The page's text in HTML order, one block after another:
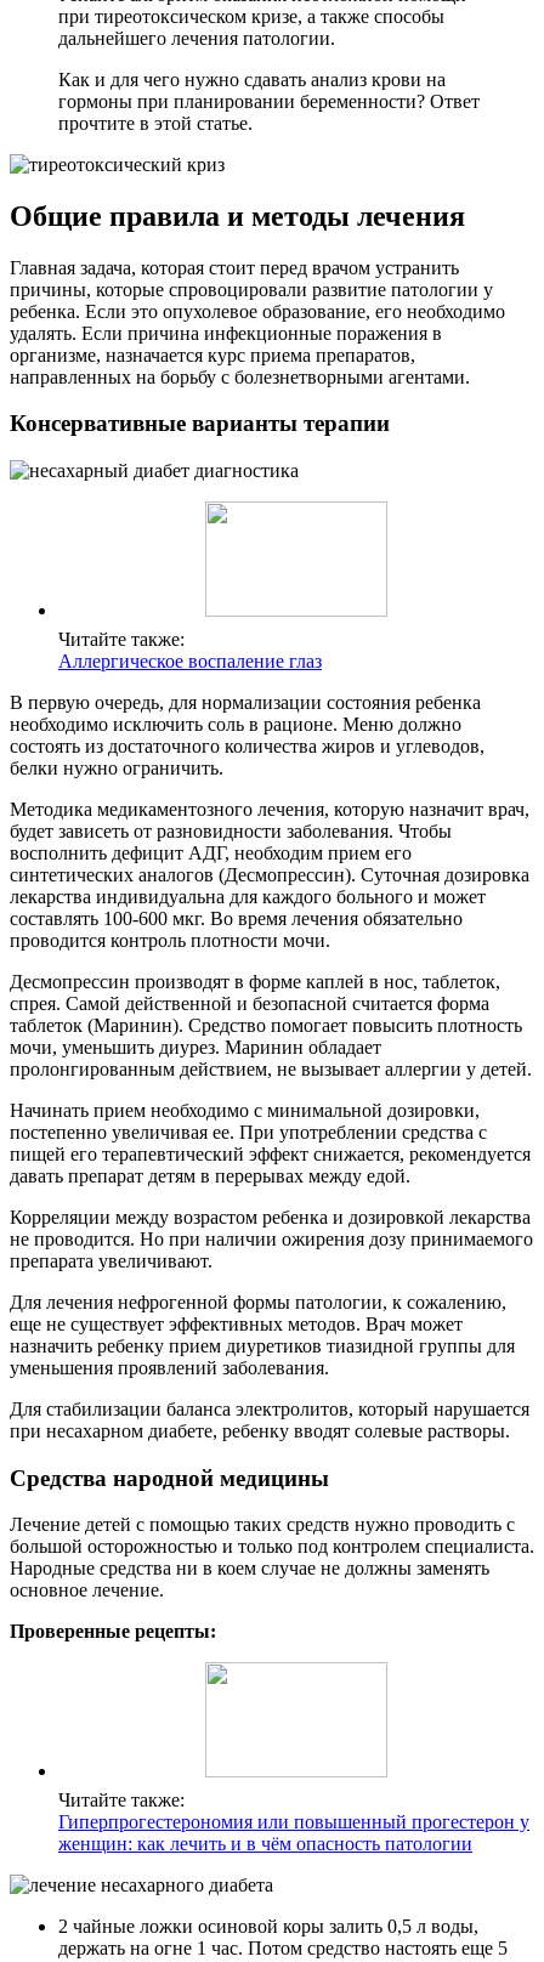
при тиреотоксическом кризе, а также способы
дальнейшего лечения патологии.
Как и для чего нужно сдавать анализ крови на
гормоны при планировании беременности? Ответ
прочтите в этой статье.
Общие правила и методы лечения
Главная задача, которая стоит перед врачом устранить
причины, которые спровоцировали развитие патологии у
ребенка. Если это опухолевое образование, его необходимо
удалять. Если причина инфекционные поражения в
организме, назначается курс приема препаратов,
направленных на борьбу с болезнетворными агентами.
Консервативные варианты терапии
Читайте также:
Аллергическое воспаление глаз
В первую очередь, для нормализации состояния ребенка
необходимо исключить соль в рационе. Меню должно
состоять из достаточного количества жиров и углеводов,
белки нужно ограничить.
Методика медикаментозного лечения, которую назначит врач,
будет зависеть от разновидности заболевания. Чтобы
восполнить дефицит АДГ, необходим прием его
синтетических аналогов (Десмопрессин). Суточная дозировка
лекарства индивидуальна для каждого больного и может
составлять 100-600 мкг. Во время лечения обязательно
проводится контроль плотности мочи.
Десмопрессин производят в форме каплей в нос, таблеток,
спрея. Самой действенной и безопасной считается форма
таблеток (Маринин). Средство помогает повысить плотность
мочи, уменьшить диурез. Маринин обладает
пролонгированным действием, не вызывает аллергии у детей.
Начинать прием необходимо с минимальной дозировки,
постепенно увеличивая ее. При употреблении средства с
пищей его терапевтический эффект снижается, рекомендуется
давать препарат детям в перерывах между едой.
Корреляции между возрастом ребенка и дозировкой лекарства
не проводится. Но при наличии ожирения дозу принимаемого
препарата увеличивают.
Для лечения нефрогенной формы патологии, к сожалению,
еще не существует эффективных методов. Врач может
назначить ребенку прием диуретиков тиазидной группы для
уменьшения проявлений заболевания.
Для стабилизации баланса электролитов, который нарушается
при несахарном диабете, ребенку вводят солевые растворы.
Средства народной медицины
Лечение детей с помощью таких средств нужно проводить с
большой осторожностью и только под контролем специалиста.
Народные средства ни в коем случае не должны заменять
основное лечение.
Проверенные рецепты:
Читайте также:
Гиперпрогестерономия или повышенный прогестерон у
женщин: как лечить и в чём опасность патологии
2 чайные ложки осиновой коры залить 0,5 л воды,
держать на огне 1 час. Потом средство настоять еще 5